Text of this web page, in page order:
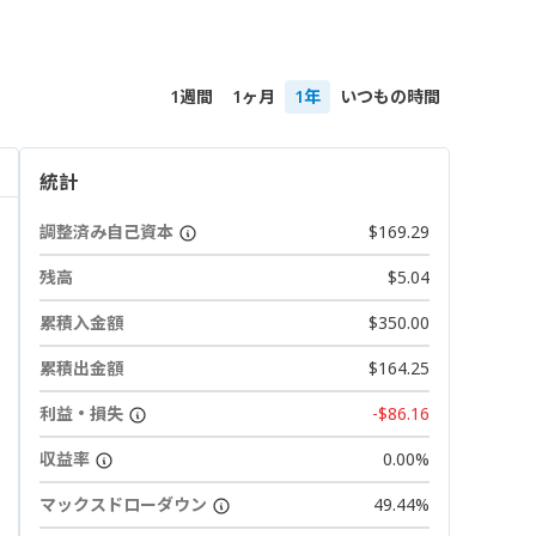
1週間 1ヶ月 1年 いつもの時間
統計
調整済み自己資本
$169.29
残高
$5.04
累積入金額
$350.00
累積出金額
$164.25
利益・損失
-$86.16
収益率
0.00%
マックスドローダウン
49.44%